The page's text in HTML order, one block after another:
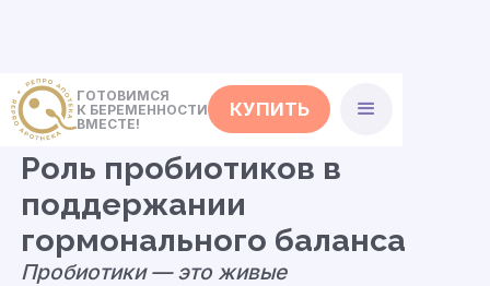
ГОТОВИМСЯ
К БЕРЕМЕННОСТИ
ВМЕСТЕ!
КУПИТЬ
<- Статьи
Роль пробиотиков в
поддержании
гормонального баланса
Пробиотики — это живые